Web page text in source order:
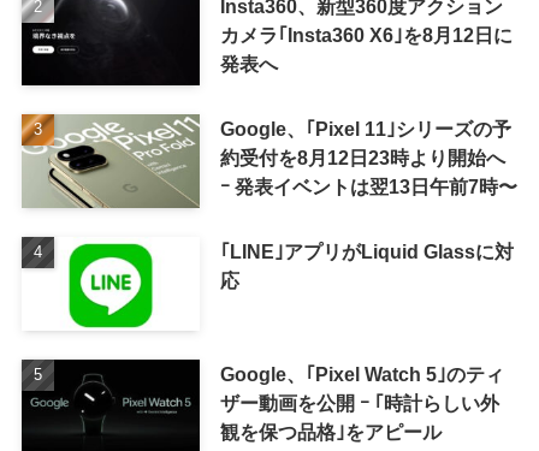
Insta360、新型360度アクション
カメラ｢Insta360 X6｣を8月12日に
発表へ
Google、｢Pixel 11｣シリーズの予
約受付を8月12日23時より開始へ
ｰ 発表イベントは翌13日午前7時〜
｢LINE｣アプリがLiquid Glassに対
応
Google、｢Pixel Watch 5｣のティ
ザー動画を公開 ｰ ｢時計らしい外
観を保つ品格｣をアピール